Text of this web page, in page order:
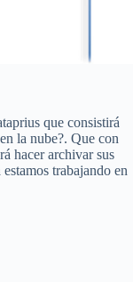
que consistirá
la nube?. Que con
hacer archivar sus
trabajando en